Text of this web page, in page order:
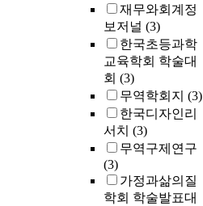
재무와회계정
보저널 (3)
한국초등과학
교육학회 학술대
회 (3)
무역학회지 (3)
한국디자인리
서치 (3)
무역구제연구
(3)
가정과삶의질
학회 학술발표대